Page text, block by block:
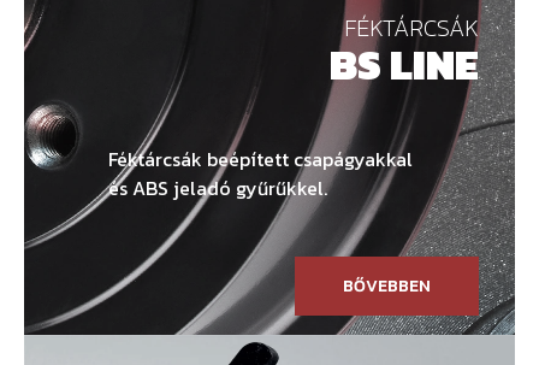
FÉKTÁRCSÁK
BS LINE
Féktárcsák beépített csapágyakkal
és ABS jeladó gyűrűkkel.
BŐVEBBEN